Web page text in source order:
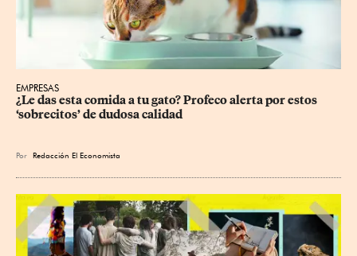
EMPRESAS
¿Le das esta comida a tu gato? Profeco alerta por estos
‘sobrecitos’ de dudosa calidad
Por Redacción El Economista